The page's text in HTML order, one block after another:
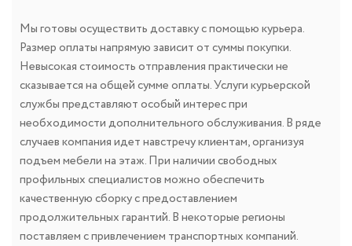
Мы готовы осуществить доставку с помощью курьера.
Размер оплаты напрямую зависит от суммы покупки.
Невысокая стоимость отправления практически не
сказывается на общей сумме оплаты. Услуги курьерской
службы представляют особый интерес при
необходимости дополнительного обслуживания. В ряде
случаев компания идет навстречу клиентам, организуя
подъем мебели на этаж. При наличии свободных
профильных специалистов можно обеспечить
качественную сборку с предоставлением
продолжительных гарантий. В некоторые регионы
поставляем с привлечением транспортных компаний.